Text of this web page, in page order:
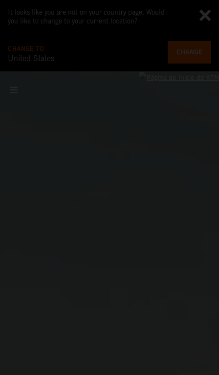
It looks like you are not on your country page. Would
you like to change to your current location?
CHANGE TO
United States
CHANGE